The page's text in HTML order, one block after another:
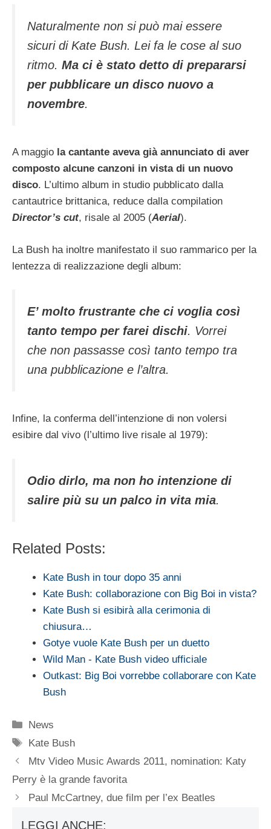
Naturalmente non si può mai essere
sicuri di Kate Bush. Lei fa le cose al suo
ritmo. Ma ci è stato detto di prepararsi
per pubblicare un disco nuovo a
novembre.
A maggio la cantante aveva già annunciato di aver
composto alcune canzoni in vista di un nuovo
disco. L’ultimo album in studio pubblicato dalla
cantautrice brittanica, reduce dalla compilation
Director’s cut, risale al 2005 (Aerial).
La Bush ha inoltre manifestato il suo rammarico per la
lentezza di realizzazione degli album:
E’ molto frustrante che ci voglia così
tanto tempo per farei dischi. Vorrei
che non passasse così tanto tempo tra
una pubblicazione e l’altra.
Infine, la conferma dell’intenzione di non volersi
esibire dal vivo (l’ultimo live risale al 1979):
Odio dirlo, ma non ho intenzione di
salire più su un palco in vita mia.
Related Posts:
Kate Bush in tour dopo 35 anni
Kate Bush: collaborazione con Big Boi in vista?
Kate Bush si esibirà alla cerimonia di
chiusura…
Gotye vuole Kate Bush per un duetto
Wild Man - Kate Bush video ufficiale
Outkast: Big Boi vorrebbe collaborare con Kate
Bush
Categorie
News
Tag
Kate Bush
Mtv Video Music Awards 2011, nomination: Katy
Perry è la grande favorita
Paul McCartney, due film per l’ex Beatles
LEGGI ANCHE: